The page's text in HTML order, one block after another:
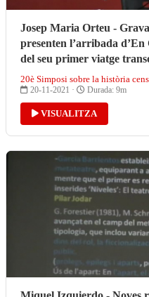
Josep Maria Orteu -
presenten l’arribada
del seu primer viatge
20è Simposi sobre la història
20-11-2021 · Durada: 9m
VISUALITZA